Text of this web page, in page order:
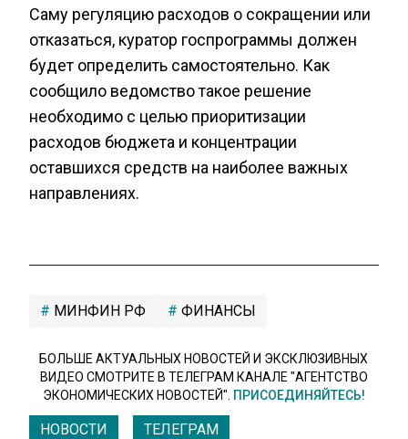
Саму регуляцию расходов о сокращении или
отказаться, куратор госпрограммы должен
будет определить самостоятельно. Как
сообщило ведомство такое решение
необходимо с целью приоритизации
расходов бюджета и концентрации
оставшихся средств на наиболее важных
направлениях.
МИНФИН РФ ФИНАНСЫ
БОЛЬШЕ АКТУАЛЬНЫХ НОВОСТЕЙ И ЭКСКЛЮЗИВНЫХ
ВИДЕО СМОТРИТЕ В ТЕЛЕГРАМ КАНАЛЕ "АГЕНТСТВО
ЭКОНОМИЧЕСКИХ НОВОСТЕЙ". ПРИСОЕДИНЯЙТЕСЬ!
НОВОСТИ ТЕЛЕГРАМ